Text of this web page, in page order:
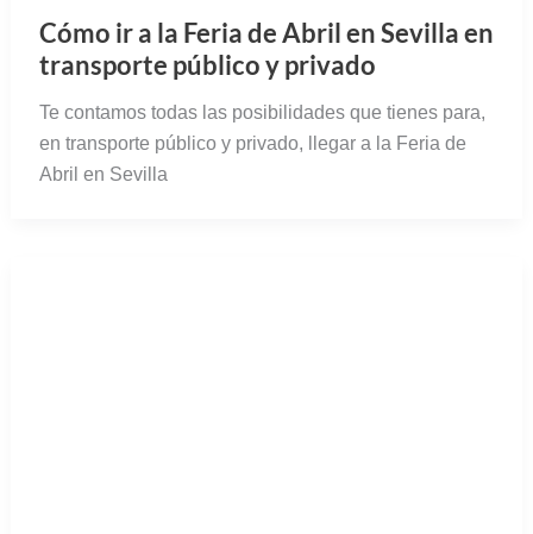
Cómo ir a la Feria de Abril en Sevilla en
transporte público y privado
Te contamos todas las posibilidades que tienes para,
en transporte público y privado, llegar a la Feria de
Abril en Sevilla